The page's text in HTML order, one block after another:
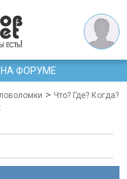
ФОРУМЕ
> Что? Где? Когда?